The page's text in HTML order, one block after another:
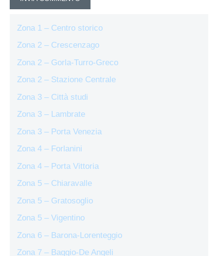
Zona 1 – Centro storico
Zona 2 – Crescenzago
Zona 2 – Gorla-Turro-Greco
Zona 2 – Stazione Centrale
Zona 3 – Città studi
Zona 3 – Lambrate
Zona 3 – Porta Venezia
Zona 4 – Forlanini
Zona 4 – Porta Vittoria
Zona 5 – Chiaravalle
Zona 5 – Gratosoglio
Zona 5 – Vigentino
Zona 6 – Barona-Lorenteggio
Zona 7 – Baggio-De Angeli